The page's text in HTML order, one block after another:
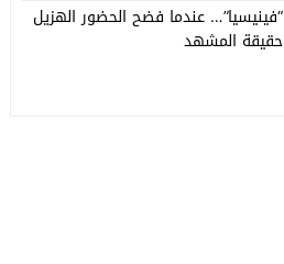
“فينيسيا”… عندما فضح الحضور الهزيل
حقيقة المشهد